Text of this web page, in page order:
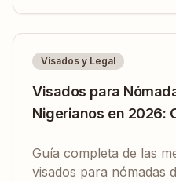
Visados y Legal
Visados para
Nigerianos en 2026:
Guía completa de las
visados para nómadas